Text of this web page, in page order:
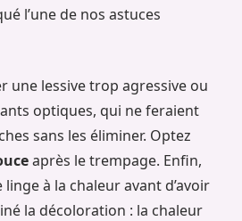
l’une de nos astuces
une lessive trop agressive ou
optiques, qui ne feraient
sans les éliminer. Optez
après le trempage. Enfin,
à la chaleur avant d’avoir
la décoloration : la chaleur